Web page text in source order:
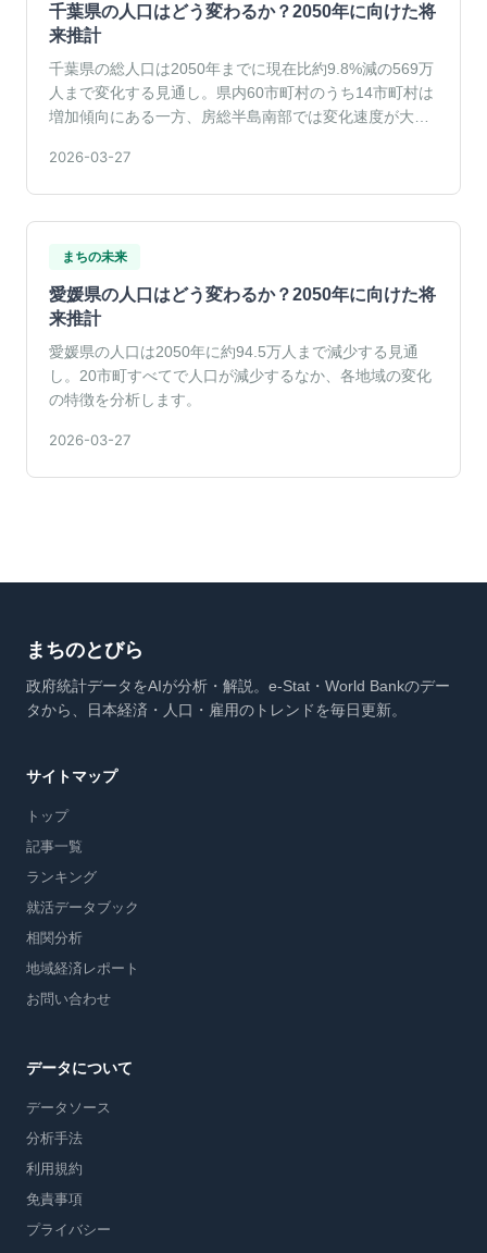
千葉県の人口はどう変わるか？2050年に向けた将
来推計
千葉県の総人口は2050年までに現在比約9.8%減の569万
人まで変化する見通し。県内60市町村のうち14市町村は
増加傾向にある一方、房総半島南部では変化速度が大き
2026-03-27
まちの未来
愛媛県の人口はどう変わるか？2050年に向けた将
来推計
愛媛県の人口は2050年に約94.5万人まで減少する見通
し。20市町すべてで人口が減少するなか、各地域の変化
の特徴を分析します。
2026-03-27
まちのとびら
政府統計データをAIが分析・解説。e-Stat・World Bankのデー
タから、日本経済・人口・雇用のトレンドを毎日更新。
サイトマップ
トップ
記事一覧
ランキング
就活データブック
相関分析
地域経済レポート
お問い合わせ
データについて
データソース
分析手法
利用規約
免責事項
プライバシー